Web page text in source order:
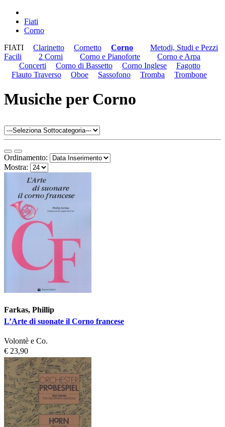
Fiati
Corno
FIATI
Clarinetto Cornetto Corno
Metodi, Studi e Pezzi
Facili
2 Corni Corno e Pianoforte
Corno e Arpa
Concerti
Corno di Bassetto Corno Inglese
Fagotto
Flauto Traverso
Oboe Sassofono Tromba Trombone
Musiche per Corno
Ordinamento:
Mostra:
Farkas, Phillip
L’Arte di suonate il Corno francese
Volontè e Co.
€ 23,90